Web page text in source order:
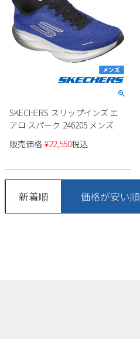
SKECHERS スリップインズ エ
アロ スパーク 246205 メンズ
販売価格 ¥22,550税込
新着順 価格が安い順